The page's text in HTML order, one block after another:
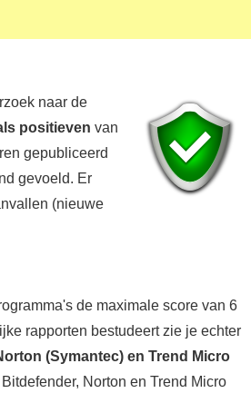
naar de
positieven van
gepubliceerd
gevoeld. Er
(nieuwe
de maximale score van 6
rapporten bestudeert zie je echter
(Symantec) en Trend Micro
Norton en Trend Micro